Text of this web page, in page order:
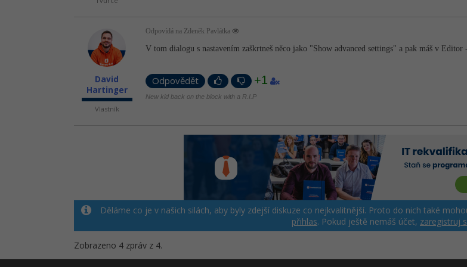
David
Hartinger
Vlastník
Odpovídá na Zdeněk Pavlátka
V tom dialogu s nastavením zaškrtneš něco jako "Show advanced settings" a pak máš v
Odpovědět +1
New kid back on the block with a R.I.P
Děláme co je v našich silách, aby byly zdejší diskuze co nejkvalitnější. Proto do nich také
přihlas. Pokud ještě nemáš účet, zaregistruj
Zobrazeno 4 zpráv z 4.